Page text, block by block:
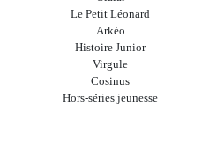
Le Petit Léonard
Arkéo
Histoire Junior
Virgule
Cosinus
Hors-séries jeunesse